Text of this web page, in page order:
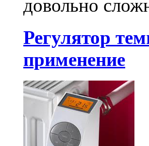
довольно
Регулятор
применение